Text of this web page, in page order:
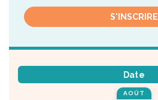
S'INSCRIRE
Date
AOÛT